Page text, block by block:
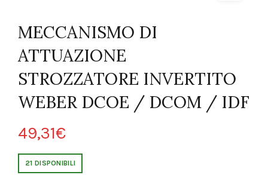
MECCANISMO DI
ATTUAZIONE
STROZZATORE INVERTITO
WEBER DCOE / DCOM / IDF
49,31€
21 DISPONIBILI